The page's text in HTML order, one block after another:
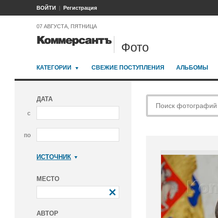
ВОЙТИ Регистрация
07 АВГУСТА, ПЯТНИЦА
Фото
КАТЕГОРИИ СВЕЖИЕ ПОСТУПЛЕНИЯ АЛЬБОМЫ
ДАТА
с
по
ИСТОЧНИК
МЕСТО
АВТОР